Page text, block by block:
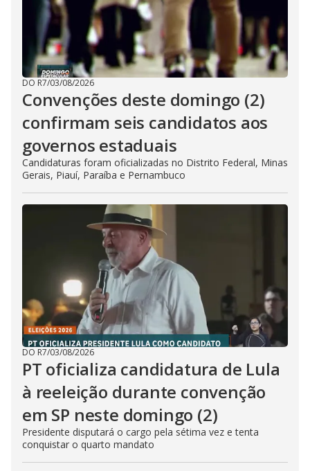
DO R7/03/08/2026
Convenções deste domingo (2)
confirmam seis candidatos aos
governos estaduais
Candidaturas foram oficializadas no Distrito Federal, Minas
Gerais, Piauí, Paraíba e Pernambuco
DO R7/03/08/2026
PT oficializa candidatura de Lula
à reeleição durante convenção
em SP neste domingo (2)
Presidente disputará o cargo pela sétima vez e tenta
conquistar o quarto mandato